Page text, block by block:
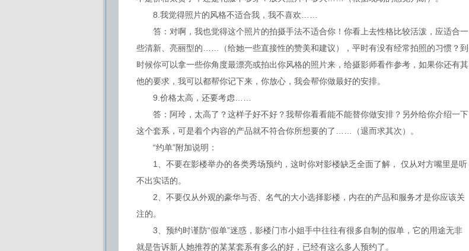
8.我觉得照片的风格不适合我，我不喜欢……
笞：对啊，我也觉得这个照片的拍摄手法不适合你！你看上去性格比较活泼，应适合一
些清新、亮丽型的……（给她一些直接性的赞美和建议），平时有没有经常拍照的习惯？到
时候你可以拿一些你角度最漂亮或拍出你风格的照片来，给摄影师看作参考，如果你还有其
他的要求，我可以都帮你记下来，你放心，我会帮你做最好的安排。
9.价格太高，还要考虑……
答：阿玲，太高了？这样子好不好？我帮你看看能不能替你做安排？另外给你介绍一下
这个套系，可是着个内容的产品就不符合你所想要的了……（退而求其次）。
“约单”附加说明：
1、不要在影楼举办的各类秀场预约，这时你对影楼缺乏全面了解， 仅从对方嘴里是听
不出实话的。
2、不要仅从外观的豪华与否、名气的大小选择影楼，内在的产品和服务才是你应该关
注的。
3、预约时谨防“假单”迷惑，影楼门市小姐手中往往有很多自制的假单，它的用途无非
就是告诉新人她推荐的某某套系有多么的好，已经有这么多人预约了。